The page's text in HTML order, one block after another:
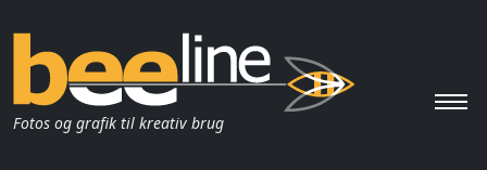
Fotos og grafik til kreativ brug